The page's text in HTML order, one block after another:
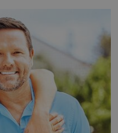
do svého života